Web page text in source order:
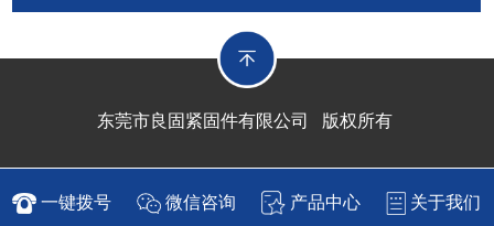
东莞市良固紧固件有限公司 版权所有
一键拨号 微信咨询 产品中心 关于我们